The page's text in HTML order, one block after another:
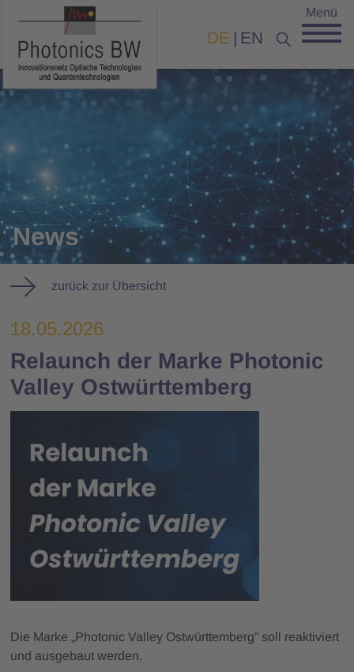
DE EN
Menü
News
zurück zur Übersicht
18.05.2026
Relaunch der Marke Photonic
Valley Ostwürttemberg
Die Marke „Photonic Valley Ostwürttemberg” soll reaktiviert
und ausgebaut werden.